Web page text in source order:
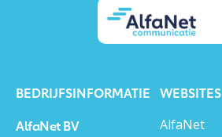
BEDRIJFSINFORMATIE
AlfaNet BV
WEBSITES
AlfaNet